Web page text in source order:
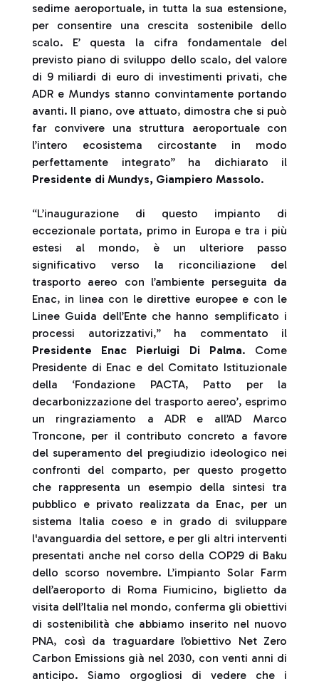
sedime aeroportuale, in tutta la sua estensione,
per consentire una crescita sostenibile dello
scalo. E’ questa la cifra fondamentale del
previsto piano di sviluppo dello scalo, del valore
di 9 miliardi di euro di investimenti privati, che
ADR e Mundys stanno convintamente portando
avanti. Il piano, ove attuato, dimostra che si può
far convivere una struttura aeroportuale con
l’intero ecosistema circostante in modo
perfettamente integrato” ha dichiarato il
Presidente di Mundys, Giampiero Massolo.
“L’inaugurazione di questo impianto di
eccezionale portata, primo in Europa e tra i più
estesi al mondo, è un ulteriore passo
significativo verso la riconciliazione del
trasporto aereo con l’ambiente perseguita da
Enac, in linea con le direttive europee e con le
Linee Guida dell’Ente che hanno semplificato i
processi autorizzativi,” ha commentato il
Presidente Enac Pierluigi Di Palma. Come
Presidente di Enac e del Comitato Istituzionale
della ‘Fondazione PACTA, Patto per la
decarbonizzazione del trasporto aereo’, esprimo
un ringraziamento a ADR e all’AD Marco
Troncone, per il contributo concreto a favore
del superamento del pregiudizio ideologico nei
confronti del comparto, per questo progetto
che rappresenta un esempio della sintesi tra
pubblico e privato realizzata da Enac, per un
sistema Italia coeso e in grado di sviluppare
l'avanguardia del settore, e per gli altri interventi
presentati anche nel corso della COP29 di Baku
dello scorso novembre. L’impianto Solar Farm
dell’aeroporto di Roma Fiumicino, biglietto da
visita dell’Italia nel mondo, conferma gli obiettivi
di sostenibilità che abbiamo inserito nel nuovo
PNA, così da traguardare l’obiettivo Net Zero
Carbon Emissions già nel 2030, con venti anni di
anticipo. Siamo orgogliosi di vedere che i